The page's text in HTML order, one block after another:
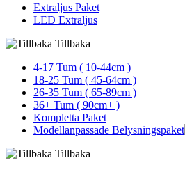
Extraljus Paket
LED Extraljus
Tillbaka
4-17 Tum ( 10-44cm )
18-25 Tum ( 45-64cm )
26-35 Tum ( 65-89cm )
36+ Tum ( 90cm+ )
Kompletta Paket
Modellanpassade Belysningspaket
Tillbaka